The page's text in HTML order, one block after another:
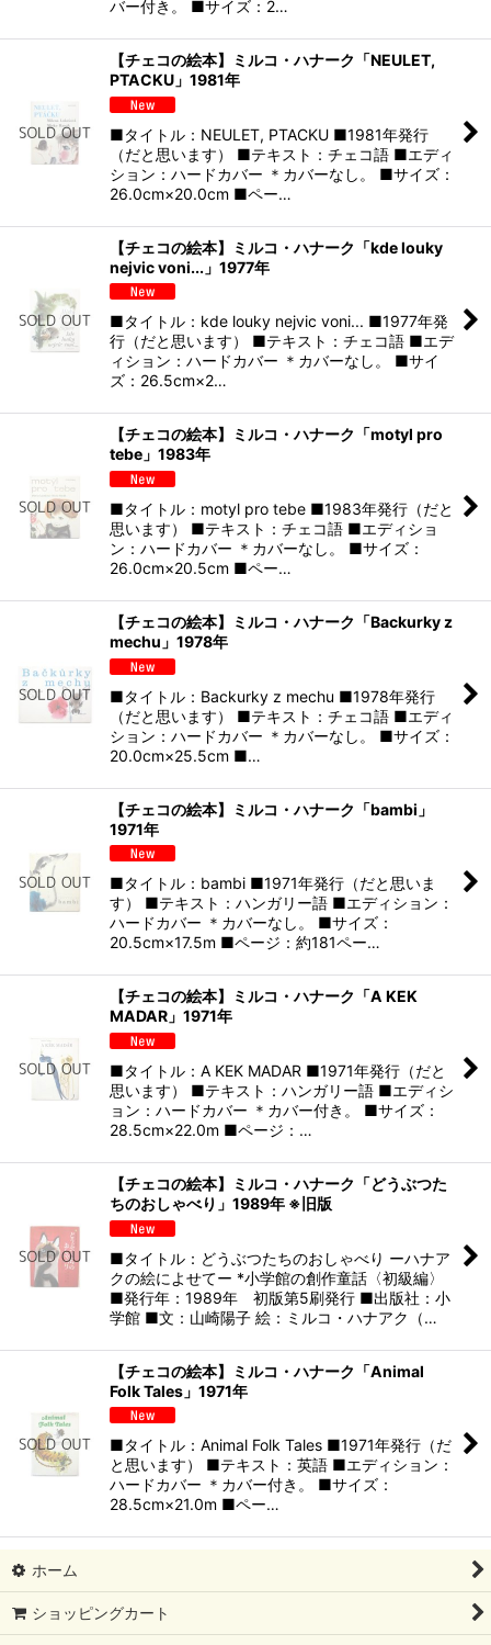
バー付き。 ■サイズ：2…
【チェコの絵本】ミルコ・ハナーク「NEULET,
PTACKU」1981年
■タイトル：NEULET, PTACKU ■1981年発行
（だと思います） ■テキスト：チェコ語 ■エディ
ション：ハードカバー ＊カバーなし。 ■サイズ：
26.0cm×20.0cm ■ペー…
【チェコの絵本】ミルコ・ハナーク「kde louky
nejvic voni...」1977年
■タイトル：kde louky nejvic voni... ■1977年発
行（だと思います） ■テキスト：チェコ語 ■エデ
ィション：ハードカバー ＊カバーなし。 ■サイ
ズ：26.5cm×2…
【チェコの絵本】ミルコ・ハナーク「motyl pro
tebe」1983年
■タイトル：motyl pro tebe ■1983年発行（だと
思います） ■テキスト：チェコ語 ■エディショ
ン：ハードカバー ＊カバーなし。 ■サイズ：
26.0cm×20.5cm ■ペー…
【チェコの絵本】ミルコ・ハナーク「Backurky z
mechu」1978年
■タイトル：Backurky z mechu ■1978年発行
（だと思います） ■テキスト：チェコ語 ■エディ
ション：ハードカバー ＊カバーなし。 ■サイズ：
20.0cm×25.5cm ■…
【チェコの絵本】ミルコ・ハナーク「bambi」
1971年
■タイトル：bambi ■1971年発行（だと思いま
す） ■テキスト：ハンガリー語 ■エディション：
ハードカバー ＊カバーなし。 ■サイズ：
20.5cm×17.5m ■ページ：約181ペー…
【チェコの絵本】ミルコ・ハナーク「A KEK
MADAR」1971年
■タイトル：A KEK MADAR ■1971年発行（だと
思います） ■テキスト：ハンガリー語 ■エディシ
ョン：ハードカバー ＊カバー付き。 ■サイズ：
28.5cm×22.0m ■ページ：…
【チェコの絵本】ミルコ・ハナーク「どうぶつた
ちのおしゃべり」1989年 ※旧版
■タイトル：どうぶつたちのおしゃべり ーハナア
クの絵によせてー *小学館の創作童話〈初級編〉
■発行年：1989年 初版第5刷発行 ■出版社：小
学館 ■文：山崎陽子 絵：ミルコ・ハナアク（…
【チェコの絵本】ミルコ・ハナーク「Animal
Folk Tales」1971年
■タイトル：Animal Folk Tales ■1971年発行（だ
と思います） ■テキスト：英語 ■エディション：
ハードカバー ＊カバー付き。 ■サイズ：
28.5cm×21.0m ■ペー…
ホーム
ショッピングカート